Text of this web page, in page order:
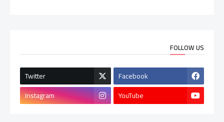
FOLLOW US
Facebook
Twitter
YouTube
Instagram